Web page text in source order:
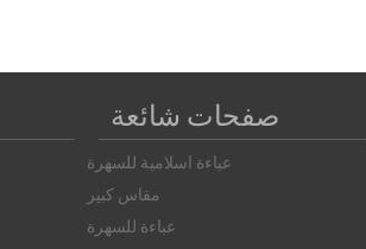
صفحات شائعة
عباءة اسلامية للسهرة
مقاس كبير
عباءة للسهرة